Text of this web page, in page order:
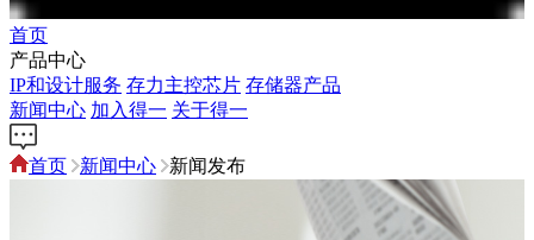
首页
产品中心
IP和设计服务 存力主控芯片 存储器产品
新闻中心 加入得一 关于得一
首页 新闻中心 新闻发布